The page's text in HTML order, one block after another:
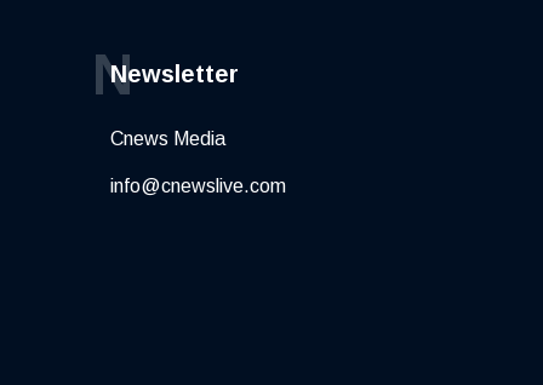
Newsletter
N
Cnews Media
info@cnewslive.com